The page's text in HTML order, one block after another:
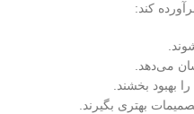
کند:
می‌دهد.
بهبود بخشند.
بهتری بگیرند.